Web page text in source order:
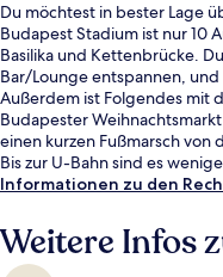
Du möchtest in bester Lage
Budapest Stadium ist nur 10
Basilika und Kettenbrücke.
Bar/Lounge entspannen,
Außerdem ist Folgendes mit
Budapester
einen kurzen Fußmarsch
Bis zur U-Bahn sind es
Flórián út) bzw. 5 Minuten
Informationen zu den
Weitere Infos